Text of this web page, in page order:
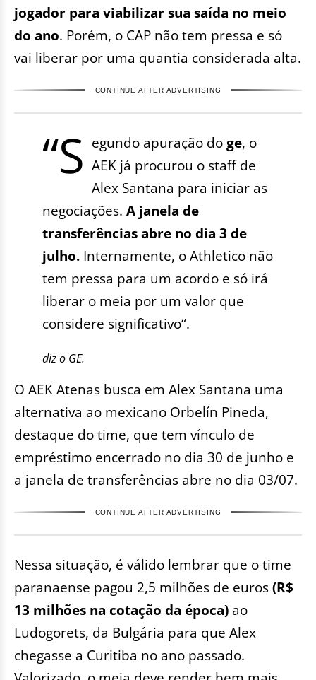
jogador para viabilizar sua saída no meio
do ano. Porém, o CAP não tem pressa e só
vai liberar por uma quantia considerada alta.
CONTINUE AFTER ADVERTISING
“S egundo apuração doge, o
AEK já procurou o staff de
Alex Santana para iniciar as
negociações. A janela de
transferências abre no dia 3 de
julho. Internamente, o Athletico não
tem pressa para um acordo e só irá
liberar o meia por um valor que
considere significativo“.
diz o GE.
O AEK Atenas busca em Alex Santana uma
alternativa ao mexicano Orbelín Pineda,
destaque do time, que tem vínculo de
empréstimo encerrado no dia 30 de junho e
a janela de transferências abre no dia 03/07.
CONTINUE AFTER ADVERTISING
Nessa situação, é válido lembrar que o time
paranaense pagou 2,5 milhões de euros(R$
13 milhões na cotação da época) ao
Ludogorets, da Bulgária para que Alex
chegasse a Curitiba no ano passado.